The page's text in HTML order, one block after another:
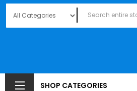
SHOP CATEGORIES